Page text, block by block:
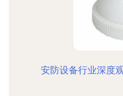
安防设备行业深度